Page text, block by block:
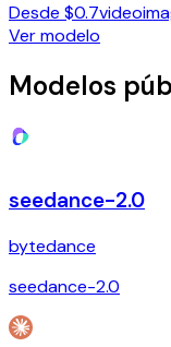
Desde $0.7video
Ver modelo
Modelos
seedance-2.0
bytedance
seedance-2.0